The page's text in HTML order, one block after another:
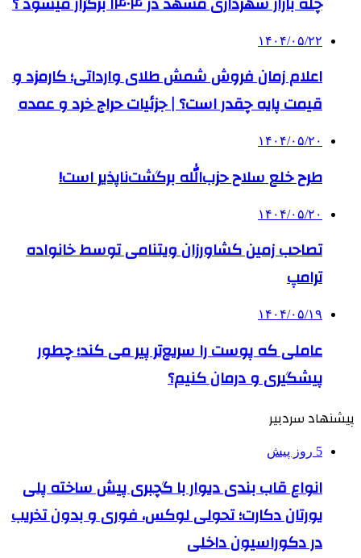
۱۴۰۴/۰۵/۲۲
اعلام زمان فروش شمش طلای وارداتی؛ کارمزد و
قیمت پایه چقدر است؟ | جزئیات حراج خرد و عمده
۱۴۰۴/۰۵/۲۰
طرح خلع سلاح حزب‌الله برگشت‌ناپذیر است!
۱۴۰۴/۰۵/۲۰
تصاحب زمین کشاورزان ویتنامی توسط خانواده
ترامپ
۱۴۰۴/۰۵/۱۹
عاملی که پوست را سریع‌تر پیر می کند؛ چطور
پیشگیری و درمان کنیم؟
پیشنهاد سردبیر
5 روز پیش
انواع قاب بندی دیوار با گچبری پیش ساخته پلی
یورتان دکارت؛ تحولی لوکس، فوری و بدون تخریب
در دکوراسیون داخلی